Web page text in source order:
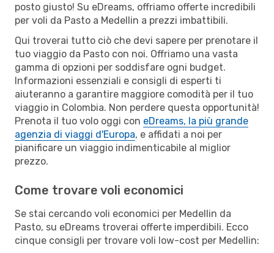
posto giusto! Su eDreams, offriamo offerte incredibili
per voli da Pasto a Medellin a prezzi imbattibili.
Qui troverai tutto ciò che devi sapere per prenotare il
tuo viaggio da Pasto con noi. Offriamo una vasta
gamma di opzioni per soddisfare ogni budget.
Informazioni essenziali e consigli di esperti ti
aiuteranno a garantire maggiore comodità per il tuo
viaggio in Colombia. Non perdere questa opportunità!
Prenota il tuo volo oggi con eDreams, la più grande
agenzia di viaggi d'Europa, e affidati a noi per
pianificare un viaggio indimenticabile al miglior
prezzo.
Come trovare voli economici
Se stai cercando voli economici per Medellin da
Pasto, su eDreams troverai offerte imperdibili. Ecco
cinque consigli per trovare voli low-cost per Medellin: